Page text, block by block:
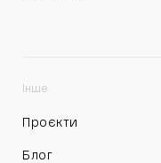
Інше
Проєкти
Блог